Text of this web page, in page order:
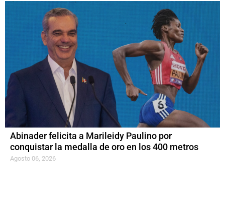
Abinader felicita a Marileidy Paulino por
conquistar la medalla de oro en los 400 metros
Agosto 06, 2026